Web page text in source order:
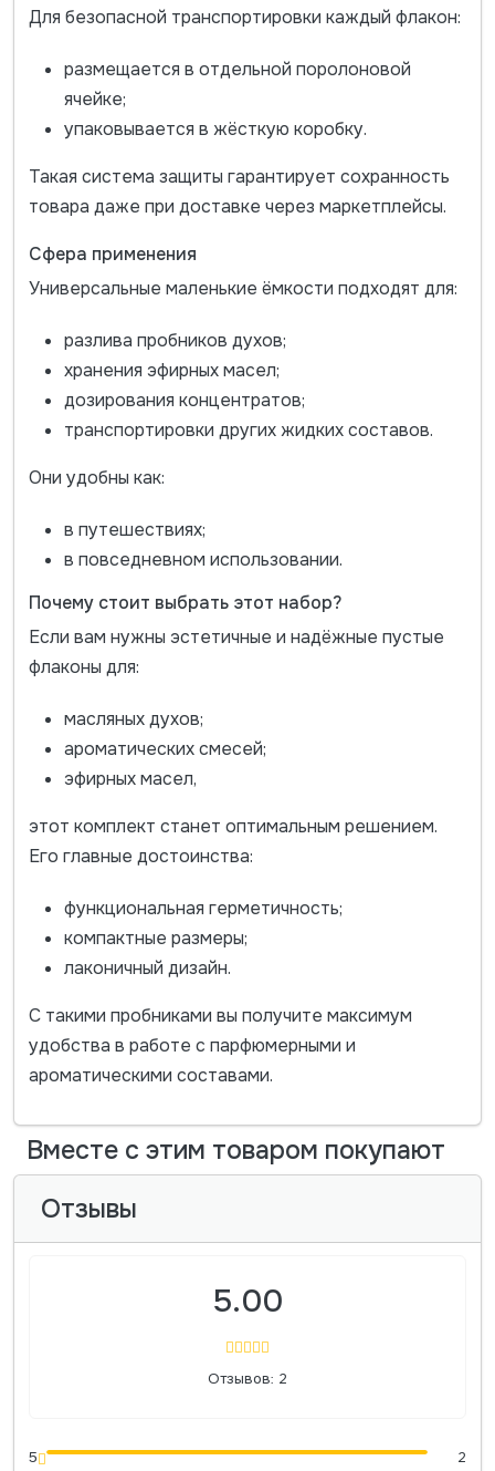
Для безопасной транспортировки каждый флакон:
размещается в отдельной поролоновой
ячейке;
упаковывается в жёсткую коробку.
Такая система защиты гарантирует сохранность
товара даже при доставке через маркетплейсы.
Сфера применения
Универсальные маленькие ёмкости подходят для:
разлива пробников духов;
хранения эфирных масел;
дозирования концентратов;
транспортировки других жидких составов.
Они удобны как:
в путешествиях;
в повседневном использовании.
Почему стоит выбрать этот набор?
Если вам нужны эстетичные и надёжные пустые
флаконы для:
масляных духов;
ароматических смесей;
эфирных масел,
этот комплект станет оптимальным решением.
Его главные достоинства:
функциональная герметичность;
компактные размеры;
лаконичный дизайн.
С такими пробниками вы получите максимум
удобства в работе с парфюмерными и
ароматическими составами.
Вместе с этим товаром покупают
Отзывы
5.00
Отзывов: 2
5
2